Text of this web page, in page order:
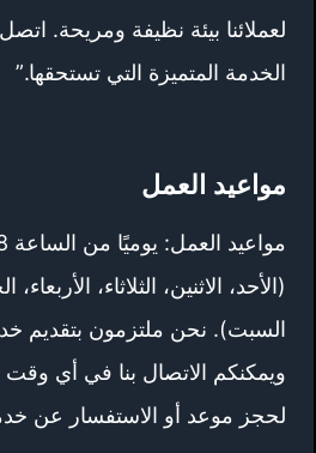
لعملائنا بيئة نظيفة ومريحة. اتصل
الخدمة المتميزة التي تستحقها.”
مواعيد العمل
(الأحد، الاثنين، الثلاثاء،
السبت). نحن ملتزمون بتقديم
ويمكنكم الاتصال بنا في أي
لحجز موعد أو الاستفسار عن